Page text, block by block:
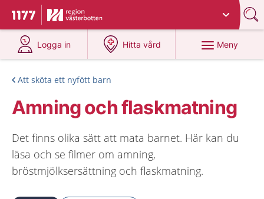
Till startsidan för 1177
Du har valt region
Logga in
på 1177.se
Hitta vård
på 1177.se
Meny
Att sköta ett nyfött barn
Amning och flaskmatning
Det finns olika sätt att mata barnet. Här kan du
läsa och se filmer om amning,
bröstmjölksersättning och flaskmatning.